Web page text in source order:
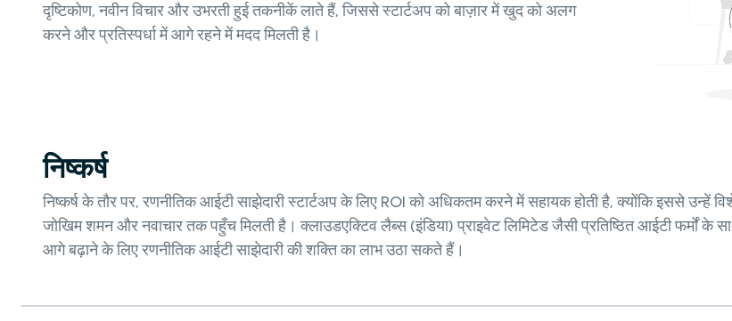
दृष्टिकोण, नवीन विचार और उभरती हुई तकनीकें लाते हैं, जिससे स्टार्टअप को बाज़ार में खुद को अलग
करने और प्रतिस्पर्धा में आगे रहने में मदद मिलती है।
निष्कर्ष
निष्कर्ष के तौर पर, रणनीतिक आईटी साझेदारी स्टार्टअप के लिए ROI को अधिकतम करने में सहायक होती है, क्योंकि इससे उन्हें
जोखिम शमन और नवाचार तक पहुँच मिलती है। क्लाउडएक्टिव लैब्स (इंडिया) प्राइवेट लिमिटेड जैसी प्रतिष्ठित आईटी फर्मों के
आगे बढ़ाने के लिए रणनीतिक आईटी साझेदारी की शक्ति का लाभ उठा सकते हैं।